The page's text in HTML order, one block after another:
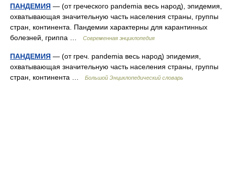
ПАНДЕМИЯ — (от греческого pandemia весь народ), эпидемия,
охватывающая значительную часть населения страны, группы
стран, континента. Пандемии характерны для карантинных
болезней, гриппа …
Современная энциклопедия
ПАНДЕМИЯ — (от греч. pandemia весь народ) эпидемия,
охватывающая значительную часть населения страны, группы
стран, континента …
Большой Энциклопедический словарь